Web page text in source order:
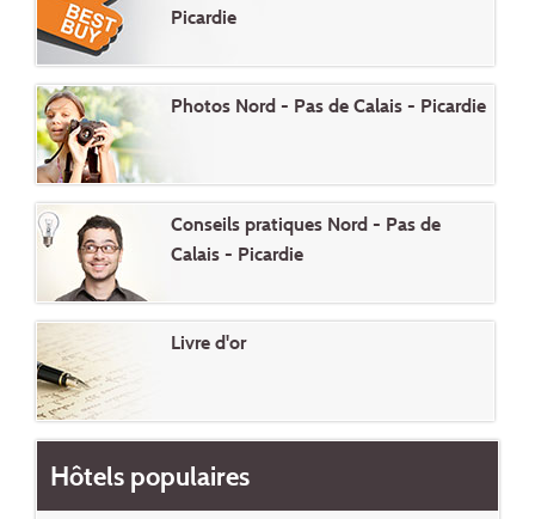
Picardie
Photos Nord - Pas de Calais - Picardie
Conseils pratiques Nord - Pas de
Calais - Picardie
Livre d'or
Hôtels populaires